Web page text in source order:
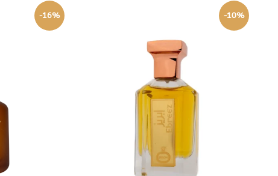
-10%
-16%